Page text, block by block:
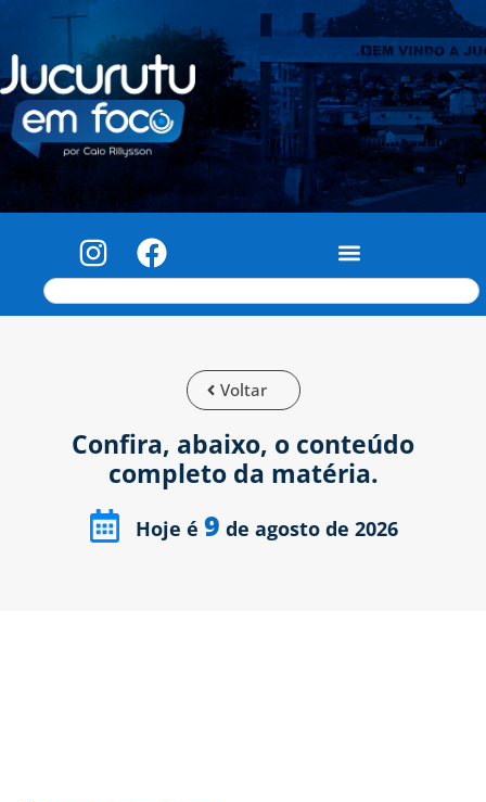
Voltar
Confira, abaixo, o conteúdo
completo da matéria.
Hoje é 9 de agosto de 2026